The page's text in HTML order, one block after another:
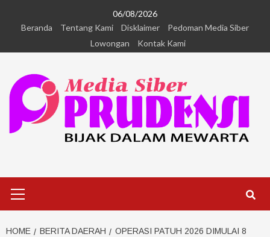
06/08/2026
Beranda
Tentang Kami Disklaimer
Pedoman Media Siber
Lowongan
Kontak Kami
HOME BERITA DAERAH
OPERASI PATUH 2026 DIMULAI 8